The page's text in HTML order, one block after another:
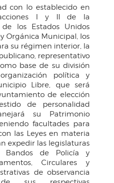
con lo establecido en
I y II de la
los Estados Unidos
Orgánica Municipal, los
su régimen interior, la
representativo
base de su división
política y
Libre, que será
de elección
de personalidad
su Patrimonio
facultades para
las Leyes en materia
expedir las legislaturas
Bandos de Policía y
Circulares y
de observancia